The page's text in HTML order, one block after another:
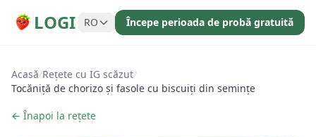
LOGI RO Începe perioada de probă gratuită
Acasă/Rețete cu IG scăzut/
Tocăniță de chorizo și fasole cu biscuiți din semințe
← Înapoi la rețete